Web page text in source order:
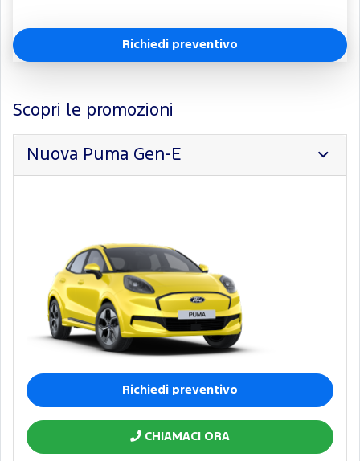
Richiedi preventivo
Scopri le promozioni
Nuova Puma Gen-E
Richiedi preventivo
CHIAMACI ORA